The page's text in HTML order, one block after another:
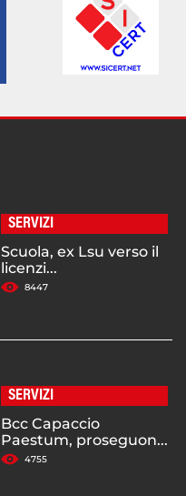
SERVIZI
Scuola, ex Lsu verso il
licenzi...
8447
SERVIZI
Bcc Capaccio
Paestum, proseguon...
4755